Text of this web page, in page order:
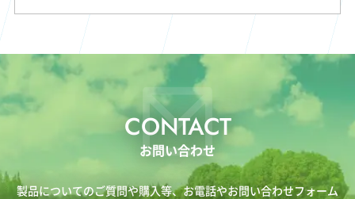
CONTACT
お問い合わせ
製品についてのご質問や購入等、お電話やお問い合わせフォーム